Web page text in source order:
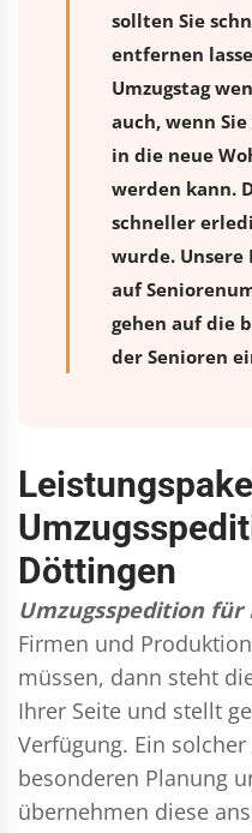
sollten Sie
entfernen
Umzugstag
auch, wenn
in die neue
werden kann.
schneller
wurde.
auf
gehen auf die
der Senioren
Döttingen
Umzugsspedition für
Firmen und
müssen, dann steht
Ihrer Seite und stellt
Verfügung. Ein
besonderen Planung
übernehmen diese